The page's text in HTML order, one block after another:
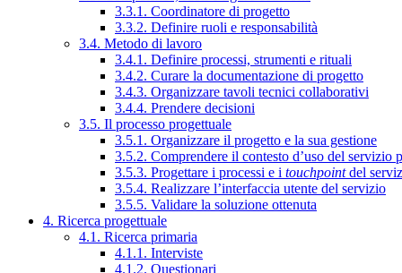
3.3.1. Coordinatore di progetto
3.3.2. Definire ruoli e responsabilità
3.4. Metodo di lavoro
3.4.1. Definire processi, strumenti e rituali
3.4.2. Curare la documentazione di progetto
3.4.3. Organizzare tavoli tecnici collaborativi
3.4.4. Prendere decisioni
3.5. Il processo progettuale
3.5.1. Organizzare il progetto e la sua gestione
3.5.2. Comprendere il contesto d’uso del servizio
3.5.3. Progettare i processi e i touchpointdel
3.5.4. Realizzare l’interfaccia utente del servizio
3.5.5. Validare la soluzione ottenuta
4. Ricerca progettuale
4.1. Ricerca primaria
4.1.1. Interviste
4.1.2. Questionari